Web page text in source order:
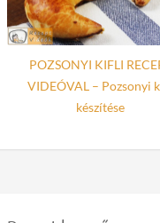
POZSONYI KIFLI
VIDEÓVAL – Pozsonyi
készítése